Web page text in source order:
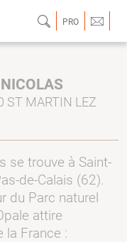
PRO
ST MARTIN LEZ
se trouve à Saint-
de-Calais (62).
du Parc naturel
attire
la France :